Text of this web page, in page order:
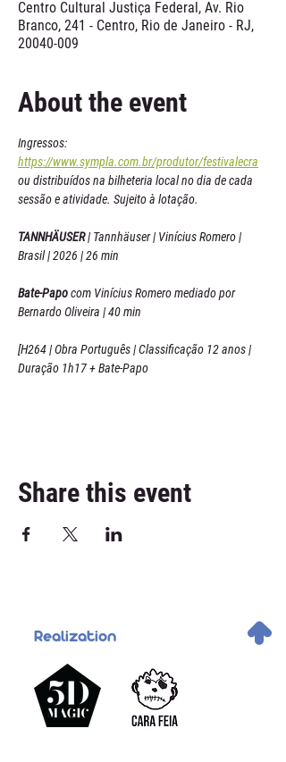
Centro Cultural Justiça Federal, Av. Rio
Branco, 241 - Centro, Rio de Janeiro - RJ,
20040-009
About the event
Ingressos:
https://www.sympla.com.br/produtor/festivalecra
ou distribuídos na bilheteria local no dia de cada
sessão e atividade. Sujeito à lotação.
TANNHÄUSER | Tannhäuser | Vinícius Romero |
Brasil | 2026 | 26 min
Bate-Papo com Vinícius Romero mediado por
Bernardo Oliveira | 40 min
[H264 | Obra Português | Classificação 12 anos |
Duração 1h17 + Bate-Papo
Share this event
Realization .